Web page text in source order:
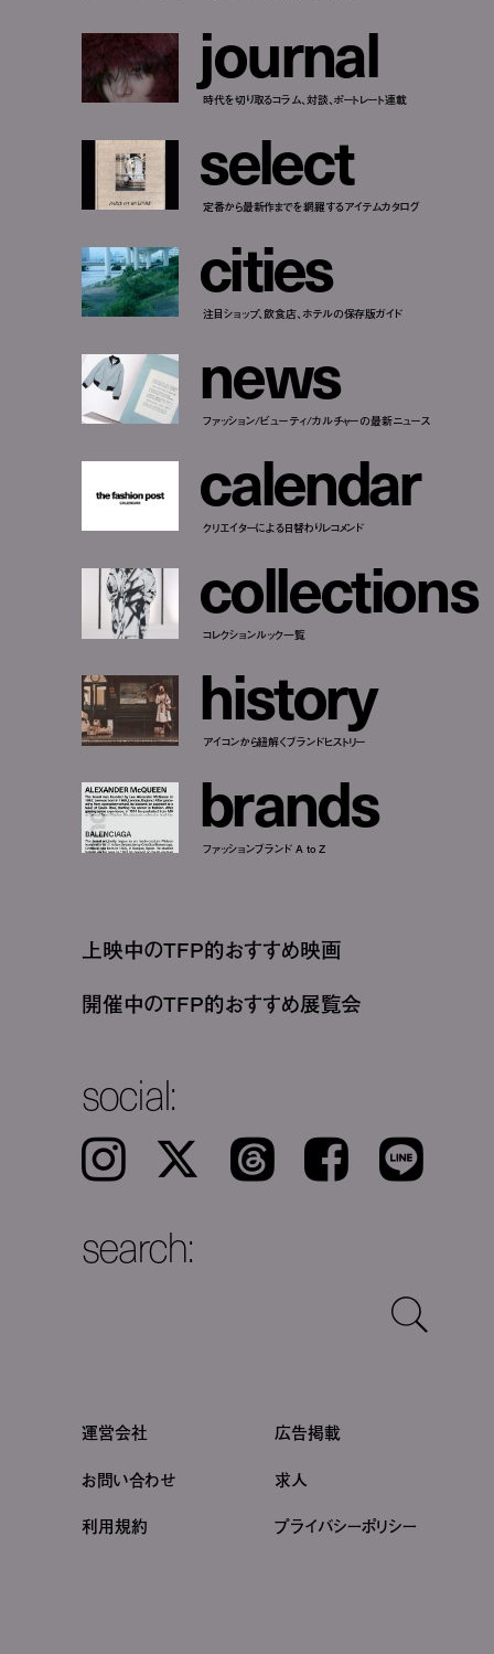
journal
時代を切り取るコラム、対談、ポートレート連載
select
定番から最新作までを網羅するアイテムカタログ
cities
注目ショップ、飲食店、ホテルの保存版ガイド
news
ファッション/ビューティ/カルチャーの最新ニュース
calendar
クリエイターによる日替わりレコメンド
collections
コレクションルック一覧
history
アイコンから紐解くブランドヒストリー
brands
ファッションブランド A to Z
上映中のTFP的おすすめ映画
開催中のTFP的おすすめ展覧会
social:
Instagram 𝕏 Threads Facebook LINE
search:
運営会社
広告掲載
お問い合わせ
求人
利用規約
プライバシーポリシー